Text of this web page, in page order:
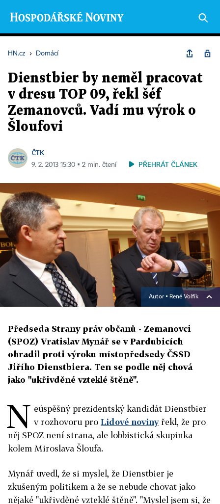
HN.cz › Domácí
Dienstbier by neměl pracovat
v dresu TOP 09, řekl šéf
Zemanovců. Vadí mu výrok o
Šloufovi
ČTK
9. 2. 2013 15:30 ▪ 2 min. čtení PŘEHRÁT ČLÁNEK
Autor ▪ René Volfík
Předseda Strany práv občanů - Zemanovci
(SPOZ) Vratislav Mynář se v Pardubicích
ohradil proti výroku místopředsedy ČSSD
Jiřího Dienstbiera. Ten se podle něj chová
jako "ukřivděné vzteklé štěně".
N eúspěšný prezidentský kandidát Dienstbier
v rozhovoru pro Lidové novinyřekl, že pro
něj SPOZ není strana, ale lobbistická skupinka
kolem Miroslava Šloufa.
Mynář uvedl, že si myslel, že Dienstbier je
zkušeným politikem a že se nebude chovat jako
nějaké "ukřivděné vzteklé štěně". "Myslel jsem si, že